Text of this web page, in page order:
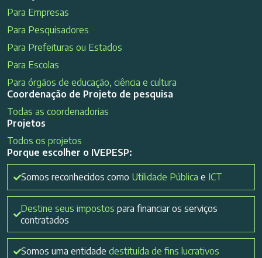
Para Empresas
Para Pesquisadores
Para Prefeituras ou Estados
Para Escolas
Para órgãos de educação, ciência e cultura
Coordenação de Projeto de pesquisa
Todas as coordenadorias
Projetos
Todos os projetos
Porque escolher o IVEPESP:
Somos reconhecidos como Utilidade Pública e ICT
Destine seus impostos para financiar os serviços
contratados
Somos uma entidade destituída de fins lucrativos